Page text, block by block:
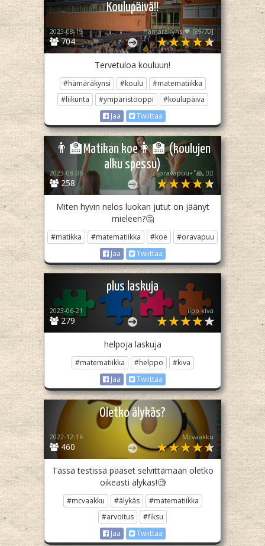
Koulupäivä!!
704
2023-08-19 Hämäräkynsi🖤 [89/70]
Tervetuloa kouluun!
#hämäräkynsi #koulu
#matematiikka
#liikunta
#ympäristöoppi
#koulupäivä
Jaa
Twiittaa
👨‍🏫Matikan koe👩‍🏫 (koulujen
alku spessu)
258
2023-08-06 oravapuu⋆˚꩜｡🏳️‍🌈
Miten hyvin nelos luokan jutut on jäänyt
mieleen?🤔
#matikka #matematiikka #koe
#oravapuu
Jaa
Twiittaa
plus laskuja
279
2023-06-21 ilpo kiva
helpoja laskuja
#matematiikka #helppo
#kiva
Jaa
Twiittaa
Oletko älykäs?
460
2022-12-16 Mcvaakku
Tässä testissä pääset selvittämään oletko
oikeasti älykäs!🧐
#mcvaakku #älykäs
#matematiikka
#arvoitus
#fiksu
Jaa
Twiittaa